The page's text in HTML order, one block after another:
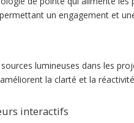
un engagement et
lumineuses dans les
la clarté et la
interactifs